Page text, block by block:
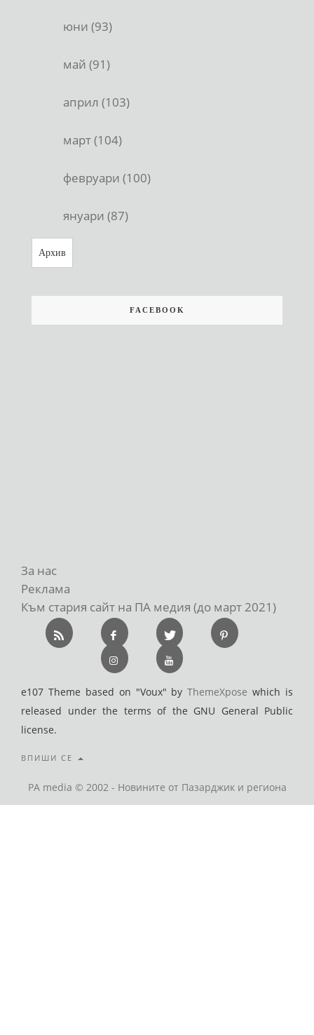
юни (93)
май (91)
април (103)
март (104)
февруари (100)
януари (87)
Архив
FACEBOOK
За нас
Реклама
Към стария сайт на ПА медия (до март 2021)
e107 Theme based on "Voux" byThemeXpose which is
released under the terms of the GNU General Public
license.
ВПИШИ СЕ
PA media © 2002 - Новините от Пазарджик и региона